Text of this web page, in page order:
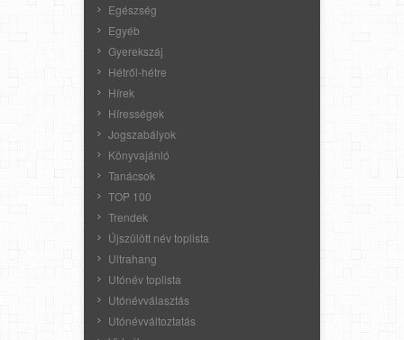
Egészség
Egyéb
Gyerekszáj
Hétről-hétre
Hírek
Hírességek
Jogszabályok
Könyvajánló
Tanácsok
TOP 100
Trendek
Újszülött név toplista
Ultrahang
Utónév toplista
Utónévválasztás
Utónévváltoztatás